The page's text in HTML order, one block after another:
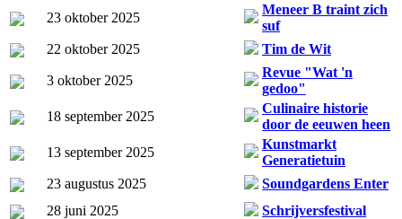
23 oktober 2025
Meneer B traint zich
suf
22 oktober 2025
Tim de Wit
3 oktober 2025
Revue "Wat 'n
gedoo"
18 september 2025
Culinaire historie
door de eeuwen heen
13 september 2025
Kunstmarkt
Generatietuin
23 augustus 2025
Soundgardens Enter
28 juni 2025
Schrijversfestival